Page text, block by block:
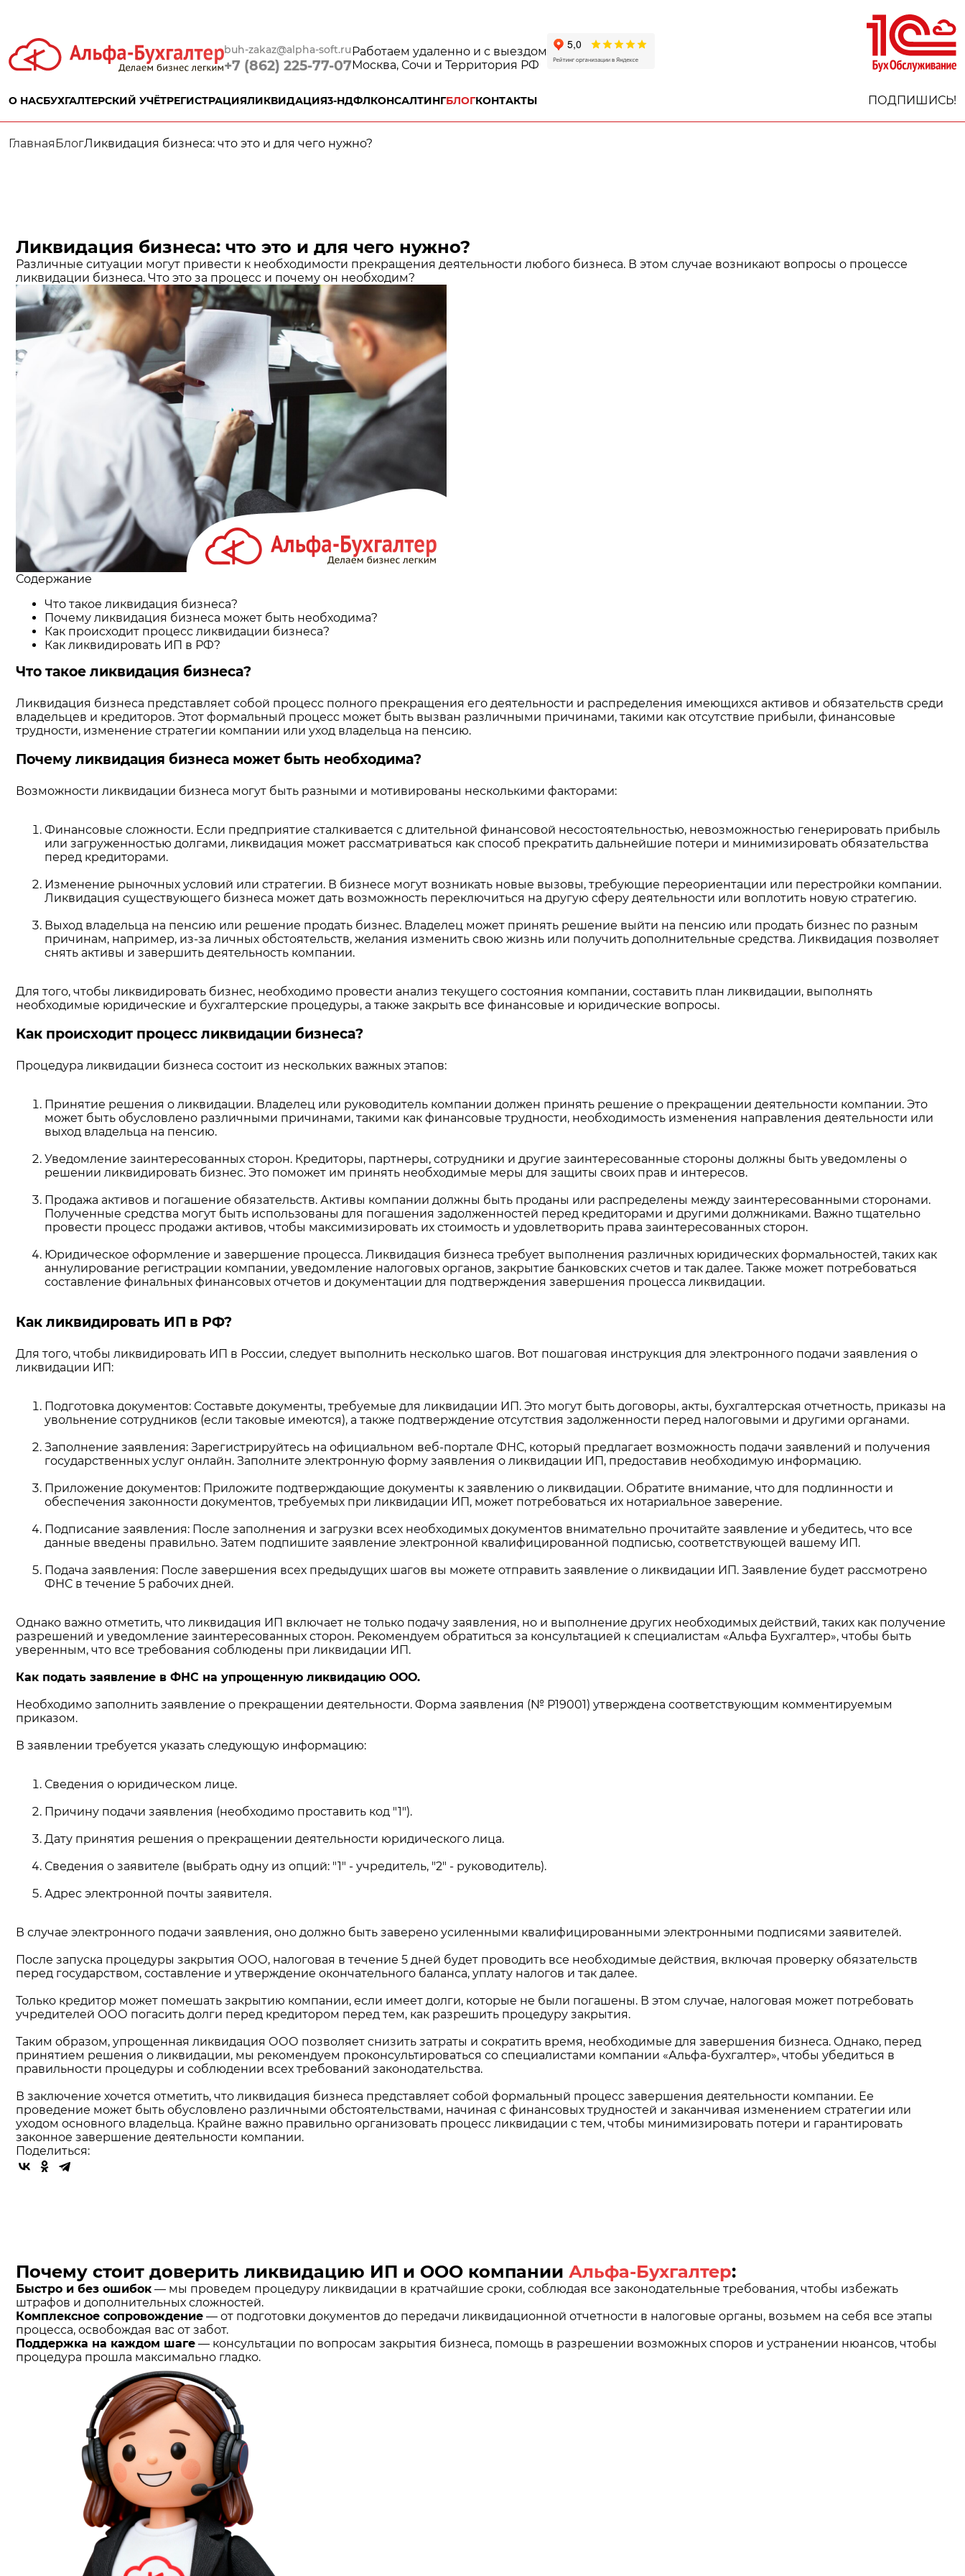
buh-zakaz@alpha-soft.ru
+7 (862) 225-77-07
Работаем удаленно и с выездом
Москва, Сочи и Территория РФ
О НАСБУХГАЛТЕРСКИЙ УЧЁТРЕГИСТРАЦИЯЛИКВИДАЦИЯ3-НДФЛКОНСАЛТИНГБЛОГКОНТАКТЫ ПОДПИШИСЬ!
ГлавнаяБлогЛиквидация бизнеса: что это и для чего нужно?
Ликвидация бизнеса: что это и для чего нужно?
Различные ситуации могут привести к необходимости прекращения деятельности любого бизнеса. В этом случае возникают вопросы о процессе
ликвидации бизнеса. Что это за процесс и почему он необходим?
Содержание
Что такое ликвидация бизнеса?
Почему ликвидация бизнеса может быть необходима?
Как происходит процесс ликвидации бизнеса?
Как ликвидировать ИП в РФ?
Что такое ликвидация бизнеса?
Ликвидация бизнеса представляет собой процесс полного прекращения его деятельности и распределения имеющихся активов и обязательств среди
владельцев и кредиторов. Этот формальный процесс может быть вызван различными причинами, такими как отсутствие прибыли, финансовые
трудности, изменение стратегии компании или уход владельца на пенсию.
Почему ликвидация бизнеса может быть необходима?
Возможности ликвидации бизнеса могут быть разными и мотивированы несколькими факторами:
Финансовые сложности. Если предприятие сталкивается с длительной финансовой несостоятельностью, невозможностью генерировать прибыль
или загруженностью долгами, ликвидация может рассматриваться как способ прекратить дальнейшие потери и минимизировать обязательства
перед кредиторами.
Изменение рыночных условий или стратегии. В бизнесе могут возникать новые вызовы, требующие переориентации или перестройки компании.
Ликвидация существующего бизнеса может дать возможность переключиться на другую сферу деятельности или воплотить новую стратегию.
Выход владельца на пенсию или решение продать бизнес. Владелец может принять решение выйти на пенсию или продать бизнес по разным
причинам, например, из-за личных обстоятельств, желания изменить свою жизнь или получить дополнительные средства. Ликвидация позволяет
снять активы и завершить деятельность компании.
Для того, чтобы ликвидировать бизнес, необходимо провести анализ текущего состояния компании, составить план ликвидации, выполнять
необходимые юридические и бухгалтерские процедуры, а также закрыть все финансовые и юридические вопросы.
Как происходит процесс ликвидации бизнеса?
Процедура ликвидации бизнеса состоит из нескольких важных этапов:
Принятие решения о ликвидации. Владелец или руководитель компании должен принять решение о прекращении деятельности компании. Это
может быть обусловлено различными причинами, такими как финансовые трудности, необходимость изменения направления деятельности или
выход владельца на пенсию.
Уведомление заинтересованных сторон. Кредиторы, партнеры, сотрудники и другие заинтересованные стороны должны быть уведомлены о
решении ликвидировать бизнес. Это поможет им принять необходимые меры для защиты своих прав и интересов.
Продажа активов и погашение обязательств. Активы компании должны быть проданы или распределены между заинтересованными сторонами.
Полученные средства могут быть использованы для погашения задолженностей перед кредиторами и другими должниками. Важно тщательно
провести процесс продажи активов, чтобы максимизировать их стоимость и удовлетворить права заинтересованных сторон.
Юридическое оформление и завершение процесса. Ликвидация бизнеса требует выполнения различных юридических формальностей, таких как
аннулирование регистрации компании, уведомление налоговых органов, закрытие банковских счетов и так далее. Также может потребоваться
составление финальных финансовых отчетов и документации для подтверждения завершения процесса ликвидации.
Как ликвидировать ИП в РФ?
Для того, чтобы ликвидировать ИП в России, следует выполнить несколько шагов. Вот пошаговая инструкция для электронного подачи заявления о
ликвидации ИП:
Подготовка документов: Составьте документы, требуемые для ликвидации ИП. Это могут быть договоры, акты, бухгалтерская отчетность, приказы на
увольнение сотрудников (если таковые имеются), а также подтверждение отсутствия задолженности перед налоговыми и другими органами.
Заполнение заявления: Зарегистрируйтесь на официальном веб-портале ФНС, который предлагает возможность подачи заявлений и получения
государственных услуг онлайн. Заполните электронную форму заявления о ликвидации ИП, предоставив необходимую информацию.
Приложение документов: Приложите подтверждающие документы к заявлению о ликвидации. Обратите внимание, что для подлинности и
обеспечения законности документов, требуемых при ликвидации ИП, может потребоваться их нотариальное заверение.
Подписание заявления: После заполнения и загрузки всех необходимых документов внимательно прочитайте заявление и убедитесь, что все
данные введены правильно. Затем подпишите заявление электронной квалифицированной подписью, соответствующей вашему ИП.
Подача заявления: После завершения всех предыдущих шагов вы можете отправить заявление о ликвидации ИП. Заявление будет рассмотрено
ФНС в течение 5 рабочих дней.
Однако важно отметить, что ликвидация ИП включает не только подачу заявления, но и выполнение других необходимых действий, таких как получение
разрешений и уведомление заинтересованных сторон. Рекомендуем обратиться за консультацией к специалистам «Альфа Бухгалтер», чтобы быть
уверенным, что все требования соблюдены при ликвидации ИП.
Как подать заявление в ФНС на упрощенную ликвидацию ООО.
Необходимо заполнить заявление о прекращении деятельности. Форма заявления (№ Р19001) утверждена соответствующим комментируемым
приказом.
В заявлении требуется указать следующую информацию:
Сведения о юридическом лице.
Причину подачи заявления (необходимо проставить код "1").
Дату принятия решения о прекращении деятельности юридического лица.
Сведения о заявителе (выбрать одну из опций: "1" - учредитель, "2" - руководитель).
Адрес электронной почты заявителя.
В случае электронного подачи заявления, оно должно быть заверено усиленными квалифицированными электронными подписями заявителей.
После запуска процедуры закрытия ООО, налоговая в течение 5 дней будет проводить все необходимые действия, включая проверку обязательств
перед государством, составление и утверждение окончательного баланса, уплату налогов и так далее.
Только кредитор может помешать закрытию компании, если имеет долги, которые не были погашены. В этом случае, налоговая может потребовать
учредителей ООО погасить долги перед кредитором перед тем, как разрешить процедуру закрытия.
Таким образом, упрощенная ликвидация ООО позволяет снизить затраты и сократить время, необходимые для завершения бизнеса. Однако, перед
принятием решения о ликвидации, мы рекомендуем проконсультироваться со специалистами компании «Альфа-бухгалтер», чтобы убедиться в
правильности процедуры и соблюдении всех требований законодательства.
В заключение хочется отметить, что ликвидация бизнеса представляет собой формальный процесс завершения деятельности компании. Ее
проведение может быть обусловлено различными обстоятельствами, начиная с финансовых трудностей и заканчивая изменением стратегии или
уходом основного владельца. Крайне важно правильно организовать процесс ликвидации с тем, чтобы минимизировать потери и гарантировать
законное завершение деятельности компании.
Поделиться:
Почему стоит доверить ликвидацию ИП и ООО компании Альфа-Бухгалтер:
Быстро и без ошибок — мы проведем процедуру ликвидации в кратчайшие сроки, соблюдая все законодательные требования, чтобы избежать
штрафов и дополнительных сложностей.
Комплексное сопровождение — от подготовки документов до передачи ликвидационной отчетности в налоговые органы, возьмем на себя все этапы
процесса, освобождая вас от забот.
Поддержка на каждом шаге — консультации по вопросам закрытия бизнеса, помощь в разрешении возможных споров и устранении нюансов, чтобы
процедура прошла максимально гладко.